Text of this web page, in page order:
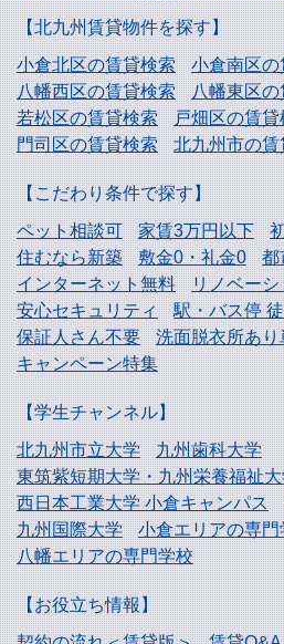
【北九州賃貸物件を探す】
小倉北区の賃貸検索
小倉南区の
八幡西区の賃貸検索
八幡東区
若松区の賃貸検索
戸畑区の賃貸
門司区の賃貸検索
北九州市の
【こだわり条件で探す】
ペット相談可
家賃3万円以下
住むなら新築
敷金0・礼金0
都
インターネット無料
リノベー
安心セキュリティ
駅・バス停
保証人さん不要
洗面脱衣所あり
キャンペーン特集
【学生チャンネル】
北九州市立大学
九州歯科大学
東筑紫短期大学・九州栄養福祉
西日本工業大学小倉キャンパス
九州国際大学
小倉エリアの専門
八幡エリアの専門学校
【お役立ち情報】